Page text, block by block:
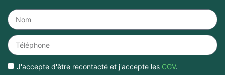
J'accepte d'être recontacté et j'accepte les CGV.